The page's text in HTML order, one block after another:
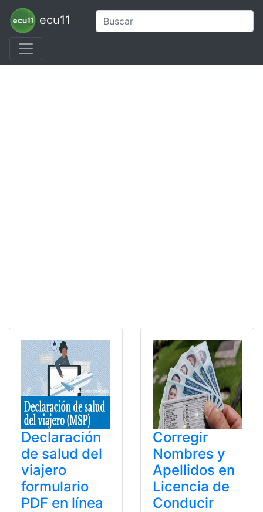
ecu11
Declaración
de salud del
viajero
formulario
PDF en línea
Corregir
Nombres y
Apellidos en
Licencia de
Conducir